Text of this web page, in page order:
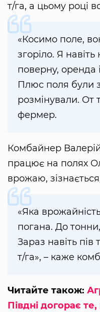
т/га, а цьому році
«Косимо поле,
згоріло. Я
поверну, оренда
Плюс поля були
розмінували. От
фермер.
Комбайнер
працює на полях
врожаю,
«Яка
погана. До
Зараз навіть
т/га», – каже
Читайте також:
Півдні догорає